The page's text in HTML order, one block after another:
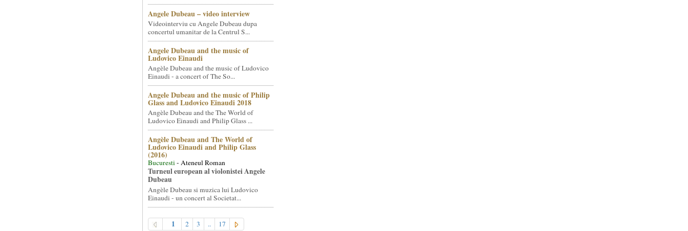
Angele Dubeau – video interview
Videointerviu cu Angele Dubeau dupa
concertul umanitar de la Centrul S...
Angele Dubeau and the music of
Ludovico Einaudi
Angèle Dubeau and the music of Ludovico
Einaudi - a concert of The So...
Angele Dubeau and the music of Philip
Glass and Ludovico Einaudi 2018
Angèle Dubeau and the The World of
Ludovico Einaudi and Philip Glass ...
Angèle Dubeau and The World of
Ludovico Einaudi and Philip Glass
(2016)
Bucuresti- Ateneul Roman
Turneul european al violonistei Angele
Dubeau
Angèle Dubeau si muzica lui Ludovico
Einaudi - un concert al Societat...
1 2 3 .. 17